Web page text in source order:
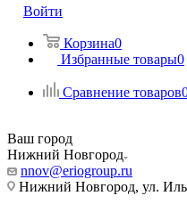
Войти
Корзина0
Избранные товары0
Сравнение товаров
Ваш город
Нижний Новгород
nnov@eriogroup.ru
Нижний Новгород, ул.